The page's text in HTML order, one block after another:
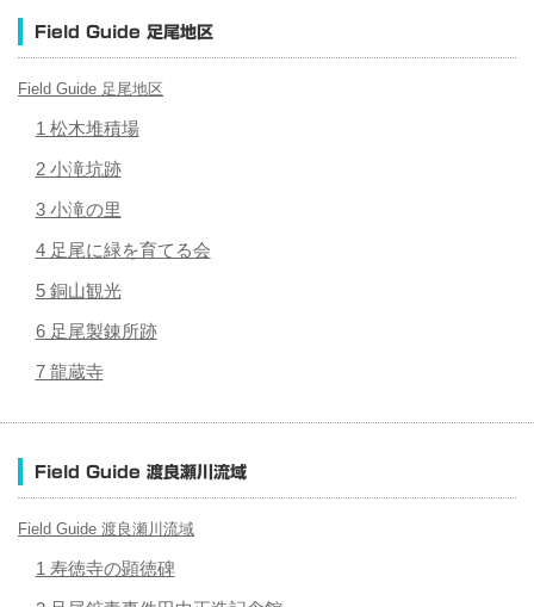
Field Guide 足尾地区
Field Guide 足尾地区
1 松木堆積場
2 小滝坑跡
3 小滝の里
4 足尾に緑を育てる会
5 銅山観光
6 足尾製錬所跡
7 龍蔵寺
Field Guide 渡良瀬川流域
Field Guide 渡良瀬川流域
1 寿徳寺の顕徳碑